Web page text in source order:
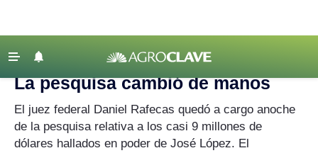
Agricultura
Ganadería
Lechería
‹ VOLVER
Agroclave
La pesquisa cambió de manos
El juez federal Daniel Rafecas quedó a cargo anoche
de la pesquisa relativa a los casi 9 millones de
dólares hallados en poder de José López. El